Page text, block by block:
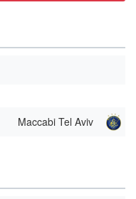
Maccabi Tel Aviv